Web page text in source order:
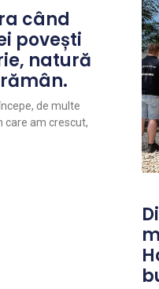
când
povești
natură
de multe
care am crescut,